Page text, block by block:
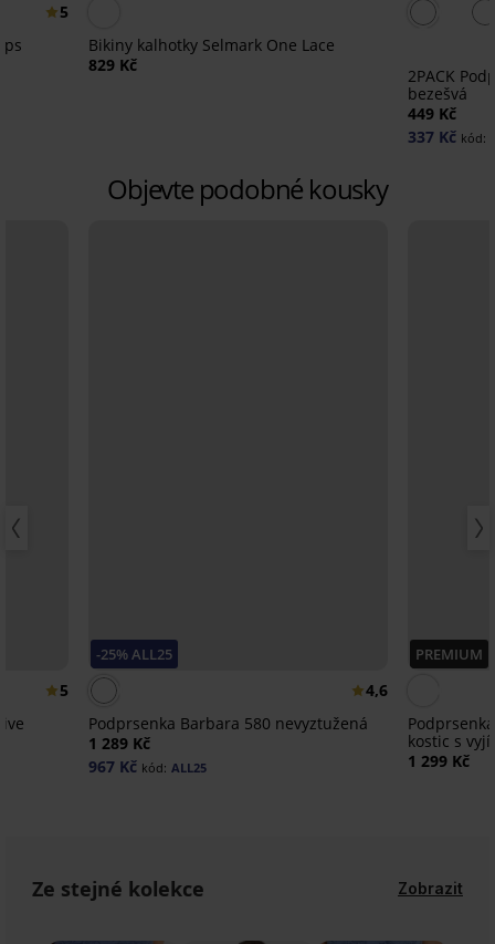
5
Bikiny kalhotky Selmark One Lace
829 Kč
2PACK
bezešvá
449 Kč
337 Kč kód:
Objevte podobné kousky
5
-25% ALL25
4,6
Podprsenka Barbara 580 nevyztužená
1 289 Kč
967 Kč kód: ALL25
PREMIUM
kostic s
1 299 Kč
Ze stejné kolekce Zobrazit